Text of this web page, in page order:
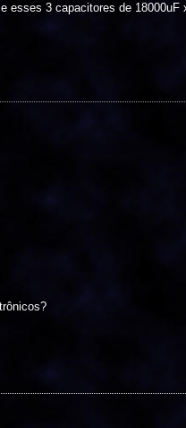
esses 3 capacitores de